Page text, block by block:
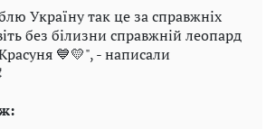
Україну так це за справжніх
без білизни справжній леопард
💙💛", - написали